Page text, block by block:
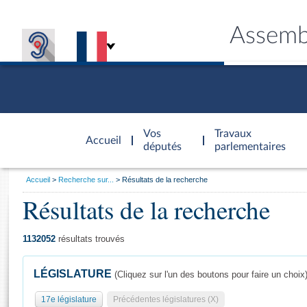
Accueil
d'accueil
Vos
députés
Travaux
parlementaires
Général
Vous
Accueil Recherche sur... Résultats de la recherche
Résultats de la recherche
1132052 résultats trouvés
LÉGISLATURE (Cliquez sur l'un des boutons pour faire un choix)
17e législature Précédentes législatures (X)